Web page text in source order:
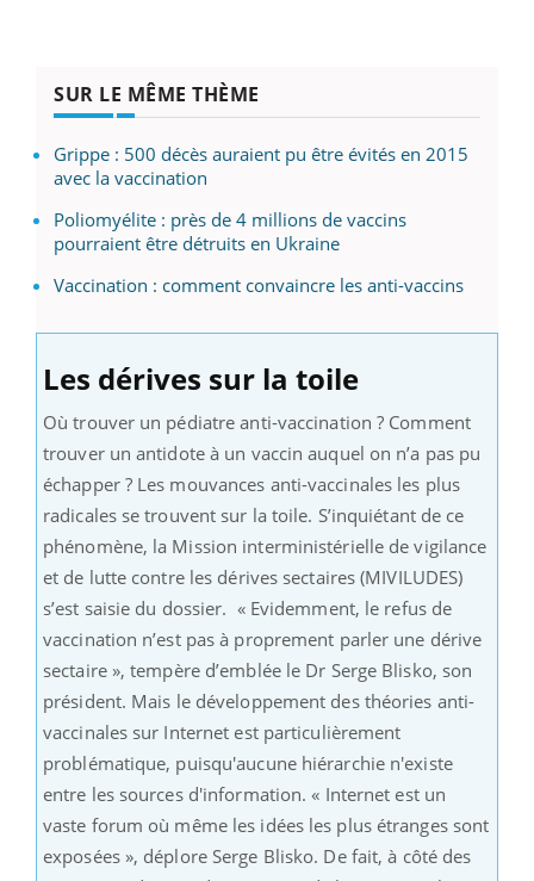
SUR LE MÊME THÈME
Grippe : 500 décès auraient pu être évités en 2015
avec la vaccination
Poliomyélite : près de 4 millions de vaccins
pourraient être détruits en Ukraine
Vaccination : comment convaincre les anti-vaccins
Les dérives sur la toile
Où trouver un pédiatre anti-vaccination ? Comment
trouver un antidote à un vaccin auquel on n’a pas pu
échapper ? Les mouvances anti-vaccinales les plus
radicales se trouvent sur la toile. S’inquiétant de ce
phénomène, la Mission interministérielle de vigilance
et de lutte contre les dérives sectaires (MIVILUDES)
s’est saisie du dossier. « Evidemment, le refus de
vaccination n’est pas à proprement parler une dérive
sectaire », tempère d’emblée le Dr Serge Blisko, son
président. Mais le développement des théories anti-
vaccinales sur Internet est particulièrement
problématique, puisqu'aucune hiérarchie n'existe
entre les sources d'information. « Internet est un
vaste forum où même les idées les plus étranges sont
exposées », déplore Serge Blisko. De fait, à côté des